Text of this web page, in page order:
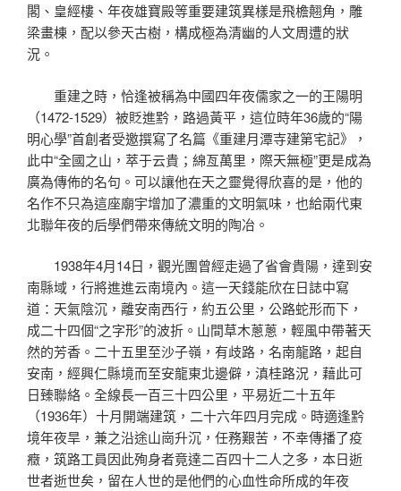
閣、皇經樓、年夜雄寶殿等重要建筑異樣是飛檐翹角，雕
梁畫棟，配以參天古樹，構成極為清幽的人文周遭的狀
況。
重建之時，恰逢被稱為中國四年夜儒家之一的王陽明
（1472-1529）被貶進黔，路過黃平，這位時年36歲的“陽
明心學”首創者受邀撰寫了名篇《重建月潭寺建第宅記》，
此中“全國之山，萃于云貴；綿亙萬里，際天無極”更是成為
廣為傳佈的名句。可以讓他在天之靈覺得欣喜的是，他的
名作不只為這座廟宇增加了濃重的文明氣味，也給兩代東
北聯年夜的后學們帶來傳統文明的陶冶。
1938年4月14日，觀光團曾經走過了省會貴陽，達到安
南縣域，行將進進云南境內。這一天錢能欣在日誌中寫
道：天氣陰沉，離安南西行，約五公里，公路蛇形而下，
成二十四個“之字形”的波折。山間草木蔥蔥，輕風中帶著天
然的芳香。二十五里至沙子嶺，有歧路，名南龍路，起自
安南，經興仁縣境而至安龍東北邊僻，滇桂路況，藉此可
日臻聯絡。全線長一百三十四公里，平易近二十五年
（1936年）十月開端建筑，二十六年四月完成。時適逢黔
境年夜旱，兼之沿途山崗升沉，任務艱苦，不幸傳播了疫
癥，筑路工員因此殉身者竟達二百四十二人之多，本日逝
世者逝世矣，留在人世的是他們的心血性命所成的年夜